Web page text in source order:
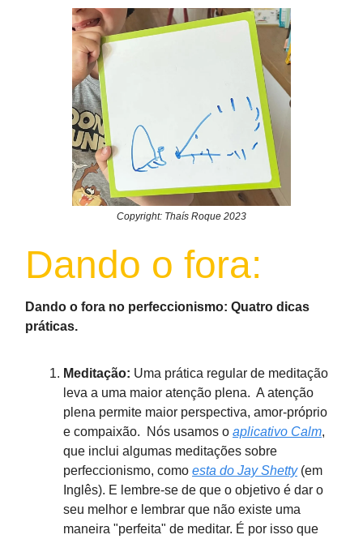
Copyright: Thaís Roque 2023
Dando o fora:
Dando o fora no perfeccionismo: Quatro dicas
práticas.
Meditação: Uma prática regular de meditação
leva a uma maior atenção plena. A atenção
plena permite maior perspectiva, amor-próprio
e compaixão. Nós usamos o aplicativo Calm,
que inclui algumas meditações sobre
perfeccionismo, como esta do Jay Shetty(em
Inglês). E lembre-se de que o objetivo é dar o
seu melhor e lembrar que não existe uma
maneira "perfeita" de meditar. É por isso que